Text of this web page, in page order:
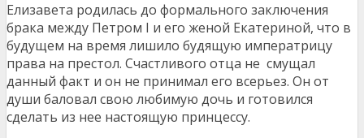
Елизавета родилась до формального заключения
брака между Петром I и его женой Екатериной, что в
будущем на время лишило будящую императрицу
права на престол. Счастливого отца не смущал
данный факт и он не принимал его всерьез. Он от
души баловал свою любимую дочь и готовился
сделать из нее настоящую принцессу.